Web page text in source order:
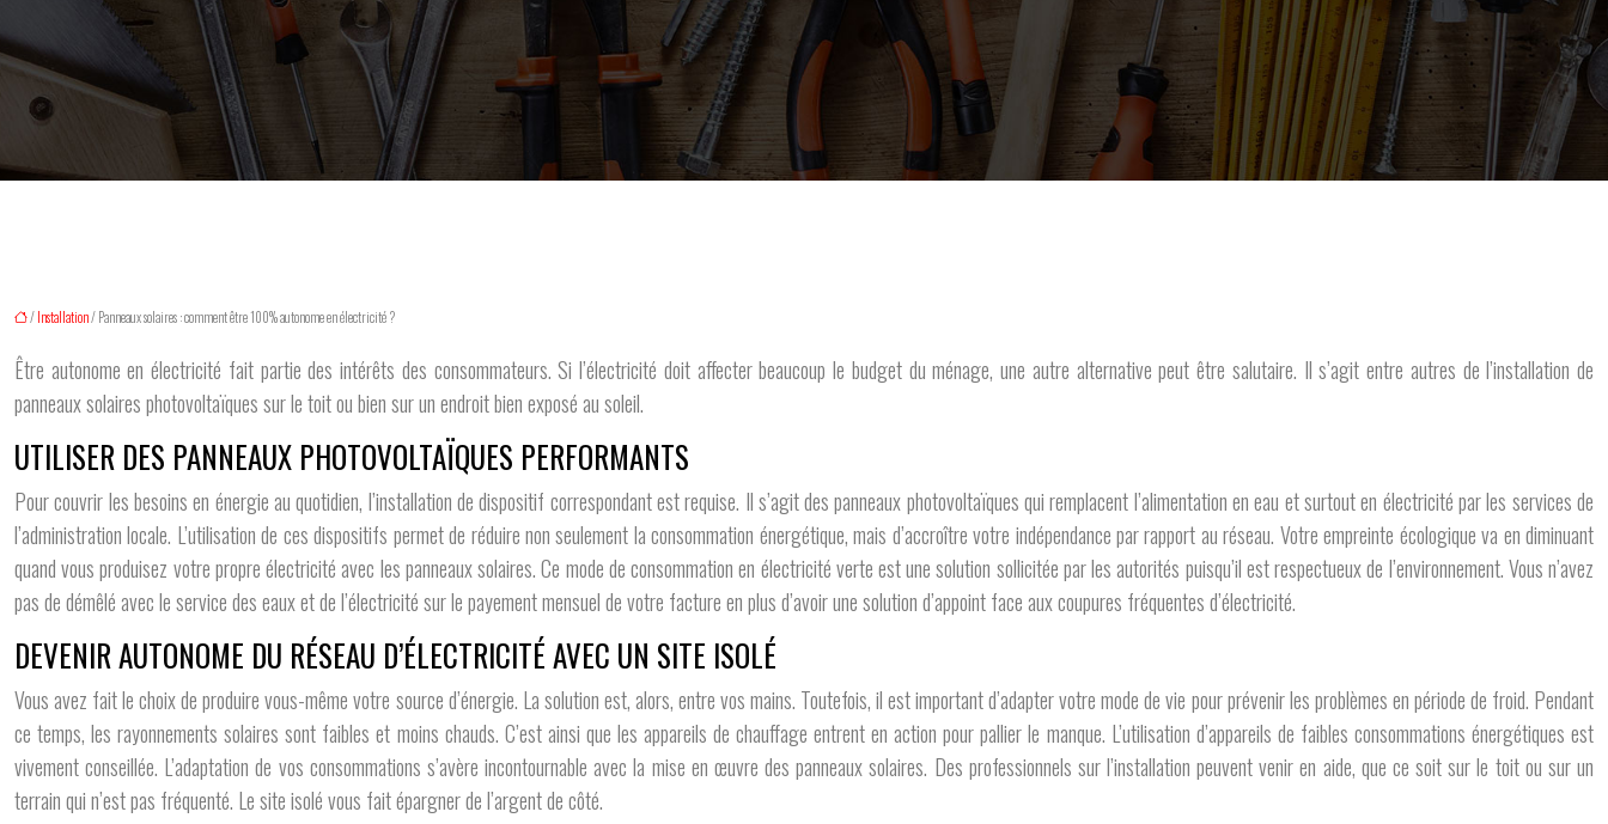
/Installation/ Panneaux solaires : comment être 100% autonome en électricité ?
Être autonome en électricité fait partie des intérêts des consommateurs. Si l’électricité doit affecter beaucoup le budget du ménage, une autre alternative peut être salutaire. Il s’agit entre autres de l’installation de
panneaux solaires photovoltaïques sur le toit ou bien sur un endroit bien exposé au soleil.
UTILISER DES PANNEAUX PHOTOVOLTAÏQUES PERFORMANTS
Pour couvrir les besoins en énergie au quotidien, l’installation de dispositif correspondant est requise. Il s’agit des panneaux photovoltaïques qui remplacent l’alimentation en eau et surtout en électricité par les services de
l’administration locale. L’utilisation de ces dispositifs permet de réduire non seulement la consommation énergétique, mais d’accroître votre indépendance par rapport au réseau. Votre empreinte écologique va en diminuant
quand vous produisez votre propre électricité avec les panneaux solaires. Ce mode de consommation en électricité verte est une solution sollicitée par les autorités puisqu’il est respectueux de l’environnement. Vous n’avez
pas de démêlé avec le service des eaux et de l’électricité sur le payement mensuel de votre facture en plus d’avoir une solution d’appoint face aux coupures fréquentes d’électricité.
DEVENIR AUTONOME DU RÉSEAU D’ÉLECTRICITÉ AVEC UN SITE ISOLÉ
Vous avez fait le choix de produire vous-même votre source d’énergie. La solution est, alors, entre vos mains. Toutefois, il est important d’adapter votre mode de vie pour prévenir les problèmes en période de froid. Pendant
ce temps, les rayonnements solaires sont faibles et moins chauds. C’est ainsi que les appareils de chauffage entrent en action pour pallier le manque. L’utilisation d’appareils de faibles consommations énergétiques est
vivement conseillée. L’adaptation de vos consommations s’avère incontournable avec la mise en œuvre des panneaux solaires. Des professionnels sur l’installation peuvent venir en aide, que ce soit sur le toit ou sur un
terrain qui n’est pas fréquenté. Le site isolé vous fait épargner de l’argent de côté.